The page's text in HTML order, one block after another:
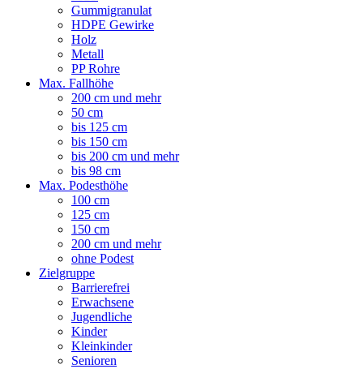
Gummigranulat
HDPE Gewirke
Holz
Metall
PP Rohre
Max. Fallhöhe
200 cm und mehr
50 cm
bis 125 cm
bis 150 cm
bis 200 cm und mehr
bis 98 cm
Max. Podesthöhe
100 cm
125 cm
150 cm
200 cm und mehr
ohne Podest
Zielgruppe
Barrierefrei
Erwachsene
Jugendliche
Kinder
Kleinkinder
Senioren